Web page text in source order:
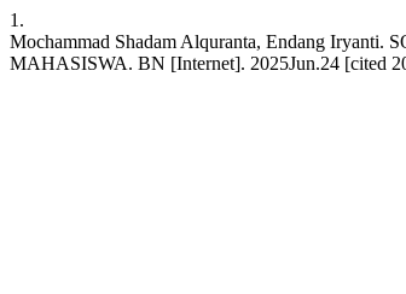
1.
Mochammad Shadam Alquranta, Endang
MAHASISWA. BN [Internet]. 2025Jun.24 [cited